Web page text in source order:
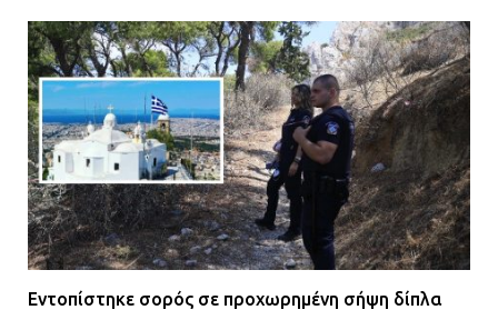
Εντοπίστηκε σορός σε προχωρημένη σήψη δίπλα